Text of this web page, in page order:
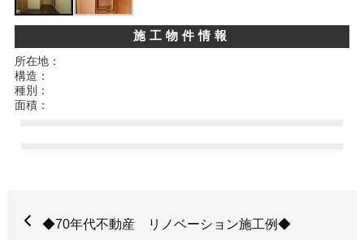
施工物件情報
所在地：
構造：
種別：
面積：
◆70年代不動産 リノベーション施工例◆